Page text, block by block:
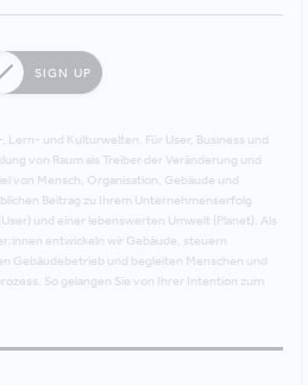
SIGN UP
Lern- und Kulturwelten. Für User, Business und
von Raum als Treiber der Veränderung und
von Mensch, Organisation, Gebäude und
Beitrag zu Ihrem Unternehmenserfolg
und einer lebenswerten Umwelt (Planet). Als
entwickeln wir Gebäude, steuern
Gebäudebetrieb und begleiten Menschen und
So gelangen Sie von Ihrer Intention zum